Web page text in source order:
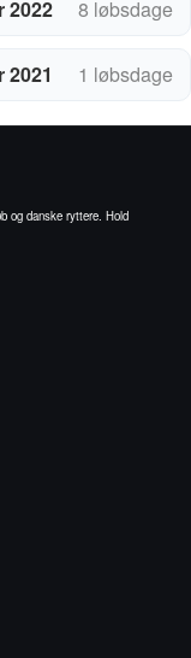
2022 8 løbsdage
1 løbsdage
og danske ryttere. Hold